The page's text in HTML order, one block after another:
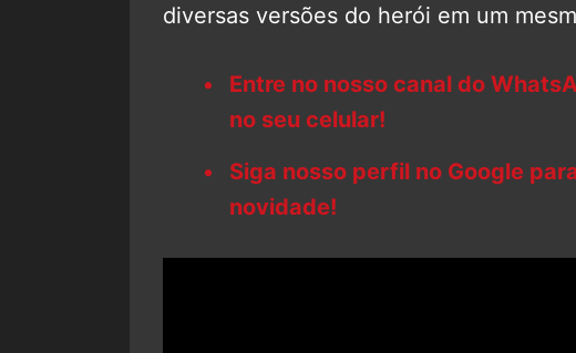
diversas versões do herói em um
Entre no nosso canal do
no seu celular!
Siga nosso perfil no Google
novidade!